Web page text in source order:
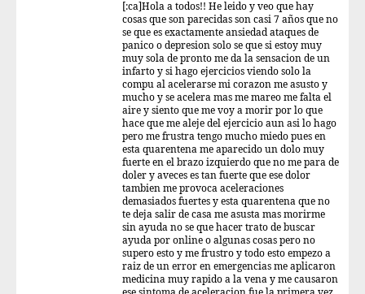
[:ca]Hola a todos!! He leido y veo que hay
cosas que son parecidas son casi 7 años que no
se que es exactamente ansiedad ataques de
panico o depresion solo se que si estoy muy
muy sola de pronto me da la sensacion de un
infarto y si hago ejercicios viendo solo la
compu al acelerarse mi corazon me asusto y
mucho y se acelera mas me mareo me falta el
aire y siento que me voy a morir por lo que
hace que me aleje del ejercicio aun asi lo hago
pero me frustra tengo mucho miedo pues en
esta quarentena me aparecido un dolo muy
fuerte en el brazo izquierdo que no me para de
doler y aveces es tan fuerte que ese dolor
tambien me provoca aceleraciones
demasiados fuertes y esta quarentena que no
te deja salir de casa me asusta mas morirme
sin ayuda no se que hacer trato de buscar
ayuda por online o algunas cosas pero no
supero esto y me frustro y todo esto empezo a
raiz de un error en emergencias me aplicaron
medicina muy rapido a la vena y me causaron